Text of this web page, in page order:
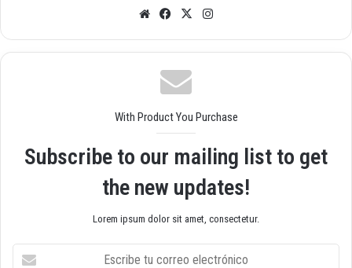
Siti
we
b
Fac
ok
X
am
With Product You Purchase
Subscribe to our mailing list to get
the new updates!
Lorem ipsum dolor sit amet, consectetur.